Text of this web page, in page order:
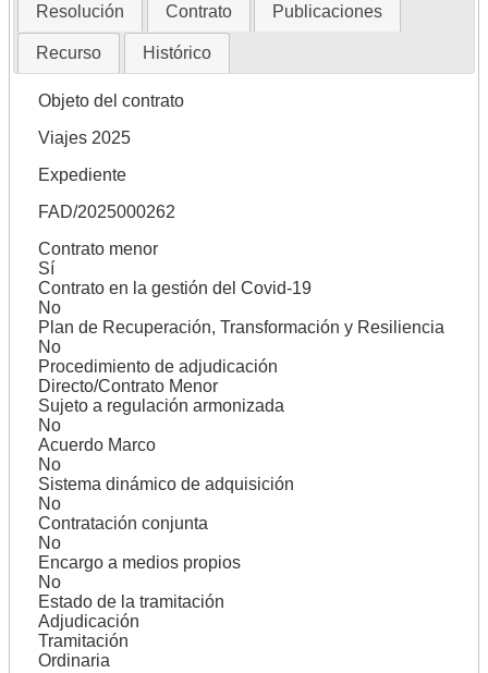
Resolución Contrato Publicaciones
Recurso Histórico
Objeto del contrato
Viajes 2025
Expediente
FAD/2025000262
Contrato menor
Sí
Contrato en la gestión del Covid-19
No
Plan de Recuperación, Transformación y Resiliencia
No
Procedimiento de adjudicación
Directo/Contrato Menor
Sujeto a regulación armonizada
No
Acuerdo Marco
No
Sistema dinámico de adquisición
No
Contratación conjunta
No
Encargo a medios propios
No
Estado de la tramitación
Adjudicación
Tramitación
Ordinaria